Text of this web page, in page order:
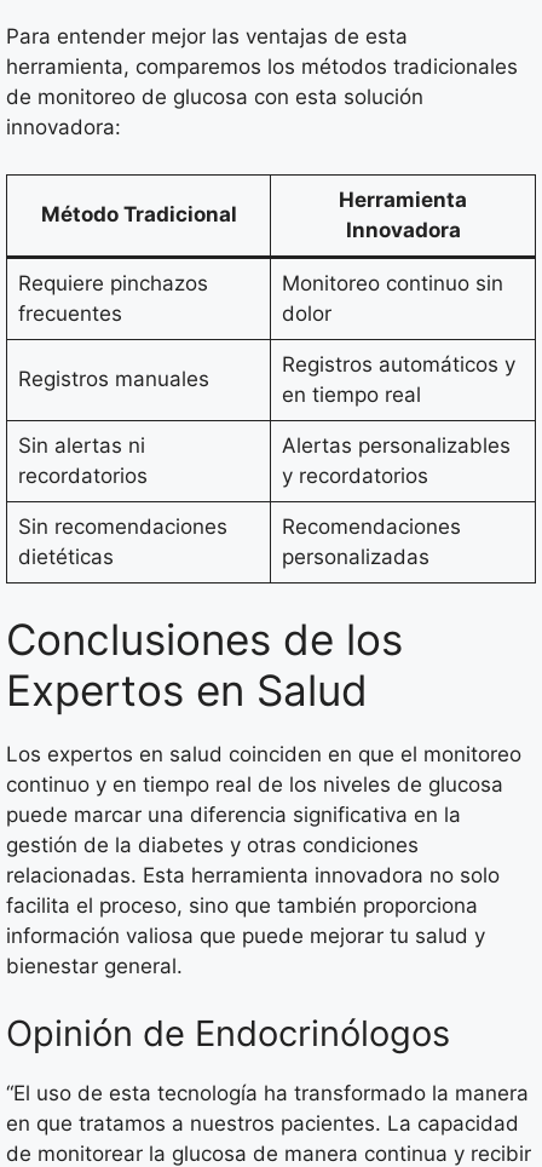
Para entender mejor las ventajas de esta
herramienta, comparemos los métodos tradicionales
de monitoreo de glucosa con esta solución
innovadora:
Método Tradicional
Herramienta
Innovadora
Requiere pinchazos
frecuentes
Monitoreo continuo sin
dolor
Registros manuales
Registros automáticos y
en tiempo real
Sin alertas ni
recordatorios
Alertas personalizables
y recordatorios
Sin recomendaciones
dietéticas
Recomendaciones
personalizadas
Conclusiones de los
Expertos en Salud
Los expertos en salud coinciden en que el monitoreo
continuo y en tiempo real de los niveles de glucosa
puede marcar una diferencia significativa en la
gestión de la diabetes y otras condiciones
relacionadas. Esta herramienta innovadora no solo
facilita el proceso, sino que también proporciona
información valiosa que puede mejorar tu salud y
bienestar general.
Opinión de Endocrinólogos
“El uso de esta tecnología ha transformado la manera
en que tratamos a nuestros pacientes. La capacidad
de monitorear la glucosa de manera continua y recibir